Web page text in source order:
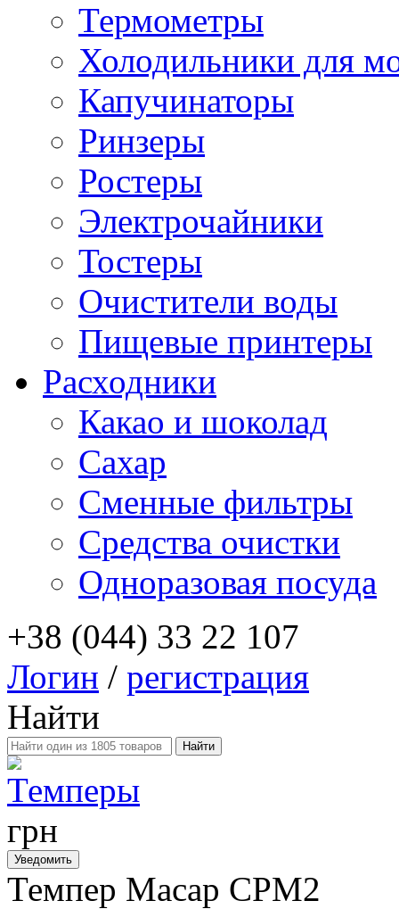
Термометры
Холодильники для
Капучинаторы
Ринзеры
Ростеры
Электрочайники
Тостеры
Очистители воды
Пищевые принтеры
Расходники
Какао и шоколад
Сахар
Сменные фильтры
Средства очистки
Одноразовая посуда
+38 (044) 33 22 107
Логин / регистрация
Найти
Темперы
грн
Уведомить
Темпер Macap СPM2